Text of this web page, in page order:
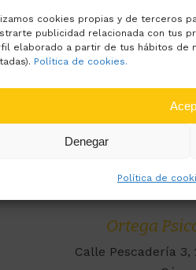
cookies propias y de terceros
publicidad relacionada con tus
elaborado a partir de tus hábitos de
Política de cookies.
Denegar
Política de
Ortega
Calle Pescadería 3,